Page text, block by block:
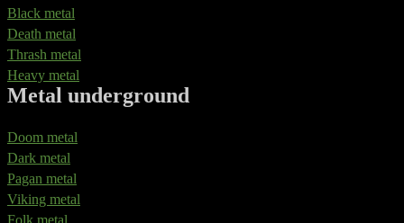
Black metal
Death metal
Thrash metal
Heavy metal
Metal underground
Doom metal
Dark metal
Pagan metal
Viking metal